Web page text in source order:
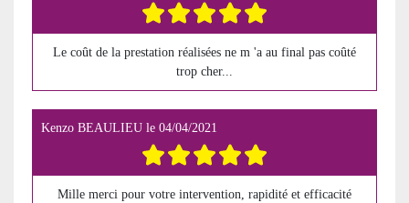
Le coût de la prestation réalisées ne m 'a au final pas coûté
trop cher...
Kenzo BEAULIEU le 04/04/2021
Mille merci pour votre intervention, rapidité et efficacité